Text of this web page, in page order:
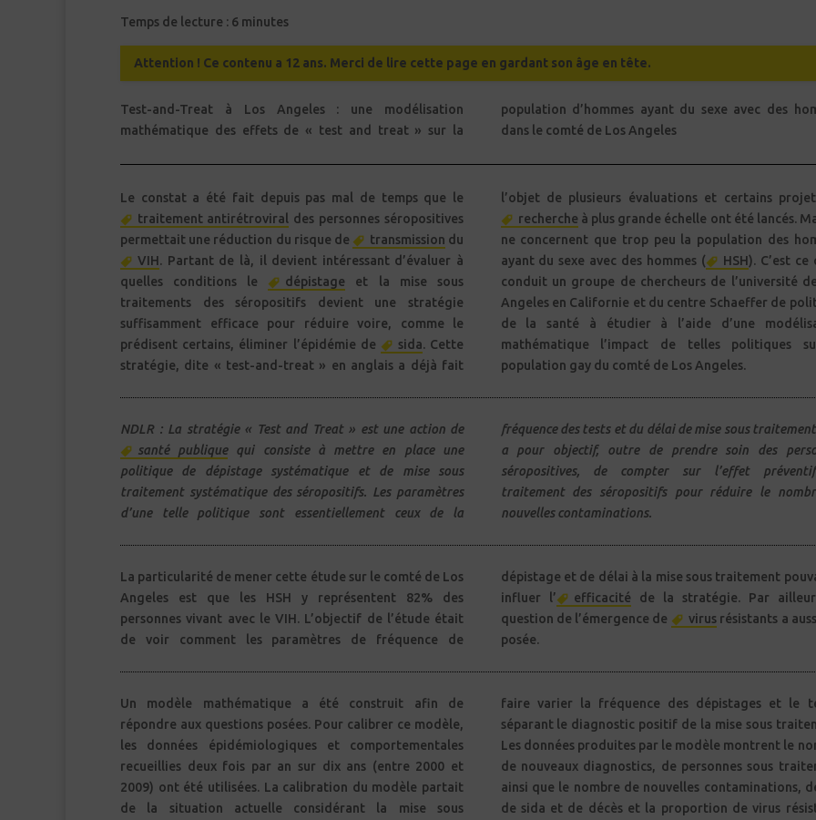
Temps de lecture : 6 minutes
Attention ! Ce contenu a 12 ans. Merci de lire cette page en gardant son âge en tête.
Test-and-Treat à Los Angeles : une modélisation
mathématique des effets de « test and treat » sur la
population d’hommes ayant du sexe avec des hommes
dans le comté de Los Angeles
Le constat a été fait depuis pas mal de temps que le
traitement antirétroviral
des personnes séropositives
permettait une réduction du risque de
transmission du
VIH. Partant de là, il devient intéressant d’évaluer à
quelles conditions le
dépistage et la mise sous
traitements des séropositifs devient une stratégie
suffisamment efficace pour réduire voire, comme le
prédisent certains, éliminer l’épidémie de
sida. Cette
stratégie, dite « test-and-treat » en anglais a déjà fait
l’objet de plusieurs évaluations et certains
recherche à plus grande échelle ont été lancés.
ne concernent que trop peu la population des
ayant du sexe avec des hommes (
HSH). C’est ce
conduit un groupe de chercheurs de l’université
Angeles en Californie et du centre Schaeffer de
de la santé à étudier à l’aide d’une
mathématique l’impact de telles politiques
population gay du comté de Los Angeles.
NDLR : La stratégie « Test and Treat » est une action de
santé publiquequi consiste à mettre en place une
politique de dépistage systématique et de mise sous
traitement systématique des séropositifs. Les paramètres
d’une telle politique sont essentiellement ceux de la
fréquence des tests et du délai de mise sous
a pour objectif, outre de prendre soin des personnes
séropositives, de compter sur l’effet préventif du
traitement des séropositifs pour réduire le nombre de
nouvelles contaminations.
La particularité de mener cette étude sur le comté de Los
Angeles est que les HSH y représentent 82% des
personnes vivant avec le VIH. L’objectif de l’étude était
de voir comment les paramètres de fréquence de
dépistage et de délai à la mise sous traitement pouvaient
influer l’
efficacité de la stratégie. Par
question de l’émergence de
virusrésistants a
posée.
Un modèle mathématique a été construit afin de
répondre aux questions posées. Pour calibrer ce modèle,
les données épidémiologiques et comportementales
recueillies deux fois par an sur dix ans (entre 2000 et
2009) ont été utilisées. La calibration du modèle partait
de la situation actuelle considérant la mise sous
faire varier la fréquence des dépistages et le
séparant le diagnostic positif de la mise sous
Les données produites par le modèle montrent le
de nouveaux diagnostics, de personnes sous
ainsi que le nombre de nouvelles contaminations,
de sida et de décès et la proportion de virus